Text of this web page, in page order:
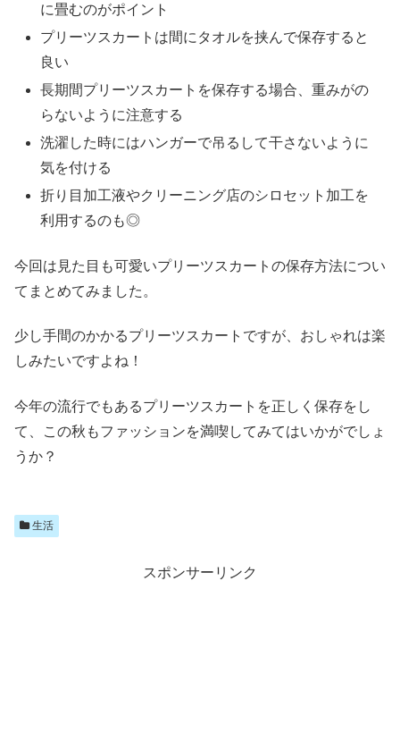
に畳むのがポイント
プリーツスカートは間にタオルを挟んで保存すると
良い
長期間プリーツスカートを保存する場合、重みがの
らないように注意する
洗濯した時にはハンガーで吊るして干さないように
気を付ける
折り目加工液やクリーニング店のシロセット加工を
利用するのも◎
今回は見た目も可愛いプリーツスカートの保存方法につい
てまとめてみました。
少し手間のかかるプリーツスカートですが、おしゃれは楽
しみたいですよね！
今年の流行でもあるプリーツスカートを正しく保存をし
て、この秋もファッションを満喫してみてはいかがでしょ
うか？
生活
スポンサーリンク